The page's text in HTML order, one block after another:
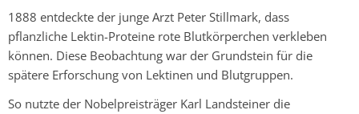
1888 entdeckte der junge Arzt Peter Stillmark, dass
pflanzliche Lektin-Proteine rote Blutkörperchen verkleben
können. Diese Beobachtung war der Grundstein für die
spätere Erforschung von Lektinen und Blutgruppen.
So nutzte der Nobelpreisträger Karl Landsteiner die